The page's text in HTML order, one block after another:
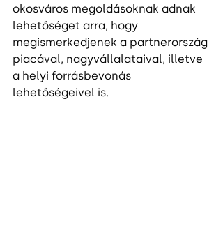
okosváros megoldásoknak adnak
lehetőséget arra, hogy
megismerkedjenek a partnerország
piacával, nagyvállalataival, illetve
a helyi forrásbevonás
lehetőségeivel is.